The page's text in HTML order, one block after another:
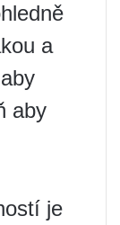
a
aby
je